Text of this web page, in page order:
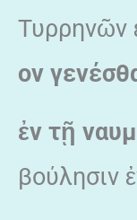
Τυρρηνῶν
ον
ἐν τῇ
βούλησιν